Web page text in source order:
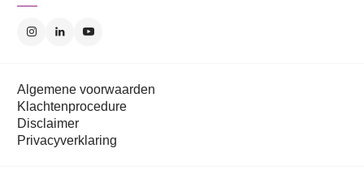
Algemene voorwaarden
Klachtenprocedure
Disclaimer
Privacyverklaring